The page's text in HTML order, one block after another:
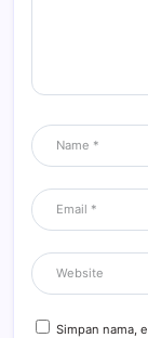
Simpan nama,